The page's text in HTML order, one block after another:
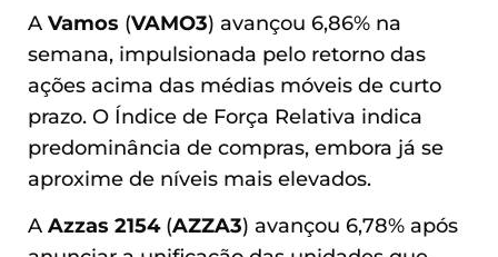
A Vamos (VAMO3) avançou 6,86% na
semana, impulsionada pelo retorno das
ações acima das médias móveis de curto
prazo. O Índice de Força Relativa indica
predominância de compras, embora já se
aproxime de níveis mais elevados.
A Azzas 2154(AZZA3) avançou 6,78% após